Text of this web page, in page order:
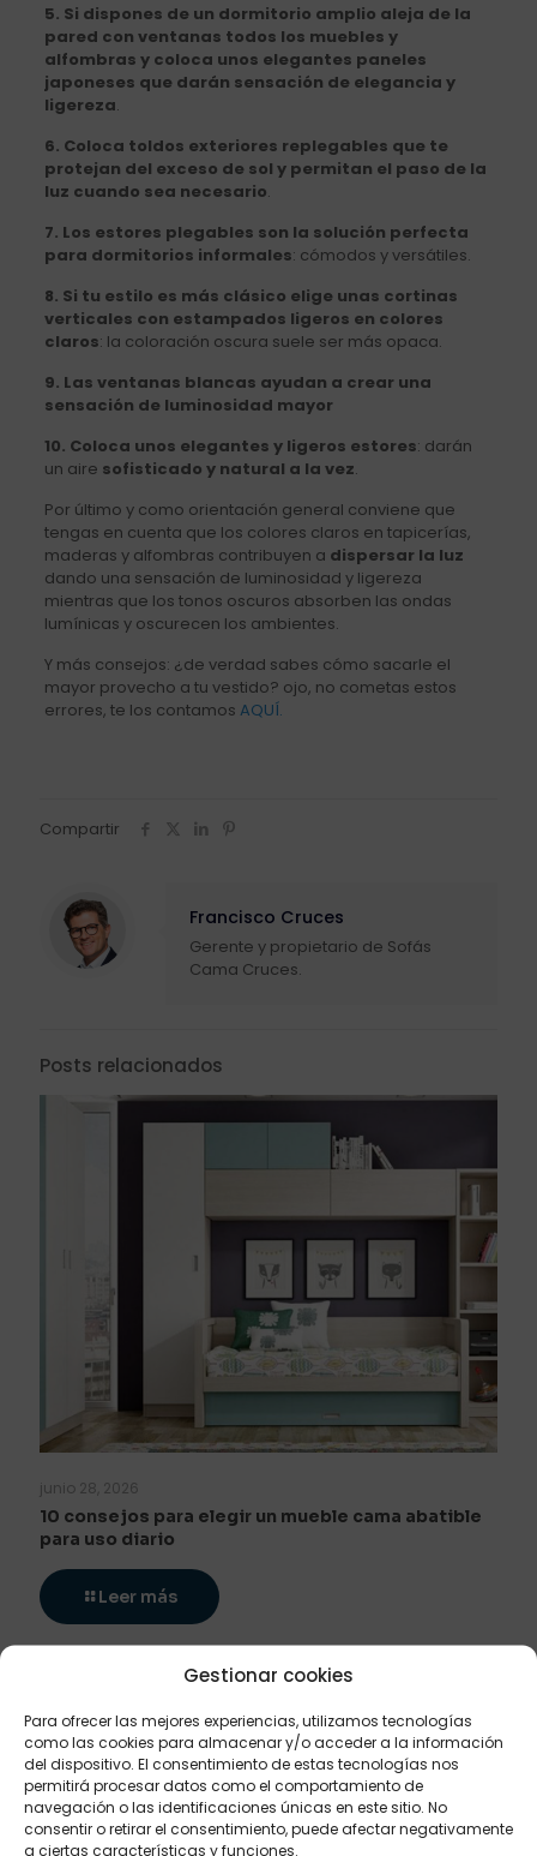
Gestionar cookies
Para ofrecer las mejores experiencias, utilizamos tecnologías
como las cookies para almacenar y/o acceder a la información
del dispositivo. El consentimiento de estas tecnologías nos
permitirá procesar datos como el comportamiento de
navegación o las identificaciones únicas en este sitio. No
consentir o retirar el consentimiento, puede afectar negativamente
a ciertas características y funciones.
5. Si dispones de un dormitorio amplio aleja de la
pared con ventanas todos los muebles y
alfombras y coloca unos elegantes paneles
japoneses que darán sensación de elegancia y
ligereza.
6. Coloca toldos exteriores replegables que te
protejan del exceso de sol y permitan el paso de la
luz cuando sea necesario.
7. Los estores plegables son la solución perfecta
para dormitorios informales: cómodos y versátiles.
8. Si tu estilo es más clásico elige unas cortinas
verticales con estampados ligeros en colores
claros: la coloración oscura suele ser más opaca.
9. Las ventanas blancas ayudan a crear una
sensación de luminosidad mayor
10. Coloca unos elegantes y ligeros estores: darán
un aire sofisticado y natural a la vez.
Por último y como orientación general conviene que
tengas en cuenta que los colores claros en tapicerías,
maderas y alfombras contribuyen a dispersar la luz
dando una sensación de luminosidad y ligereza
mientras que los tonos oscuros absorben las ondas
lumínicas y oscurecen los ambientes.
Y más consejos: ¿de verdad sabes cómo sacarle el
mayor provecho a tu vestido? ojo, no cometas estos
errores, te los contamos AQUÍ.
Compartir
Francisco Cruces
Gerente y propietario de Sofás
Cama Cruces.
Posts relacionados
junio 28, 2026
10 consejos para elegir un mueble cama abatible
para uso diario
Leer más